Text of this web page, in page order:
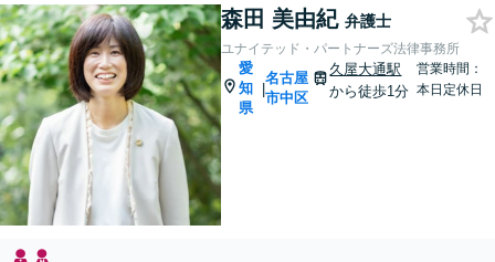
森田 美由紀 弁護士
ユナイテッド・パートナーズ法律事務所
愛
知
県
|
名古屋
市中区
久屋大通駅
から徒歩1分
営業時間：
本日定休日